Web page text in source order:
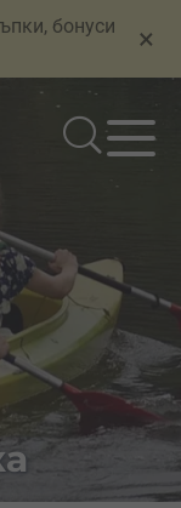
бонуси
×